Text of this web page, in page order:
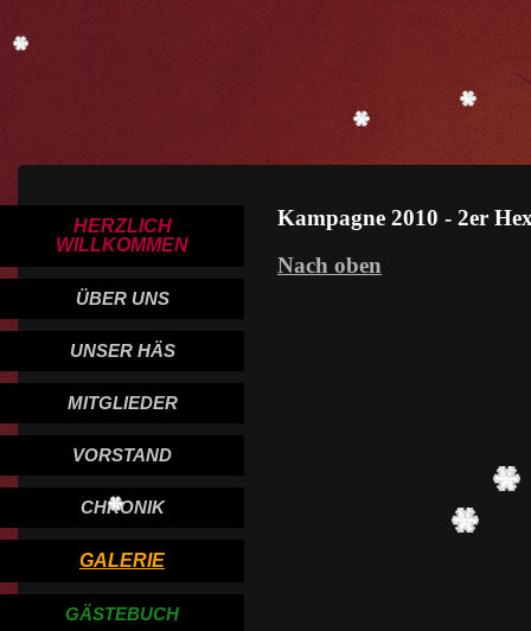
HERZLICH
WILLKOMMEN
ÜBER UNS
UNSER HÄS
MITGLIEDER
VORSTAND
CHRONIK
GALERIE
GÄSTEBUCH
Kampagne 2010 - 2er
Nach oben